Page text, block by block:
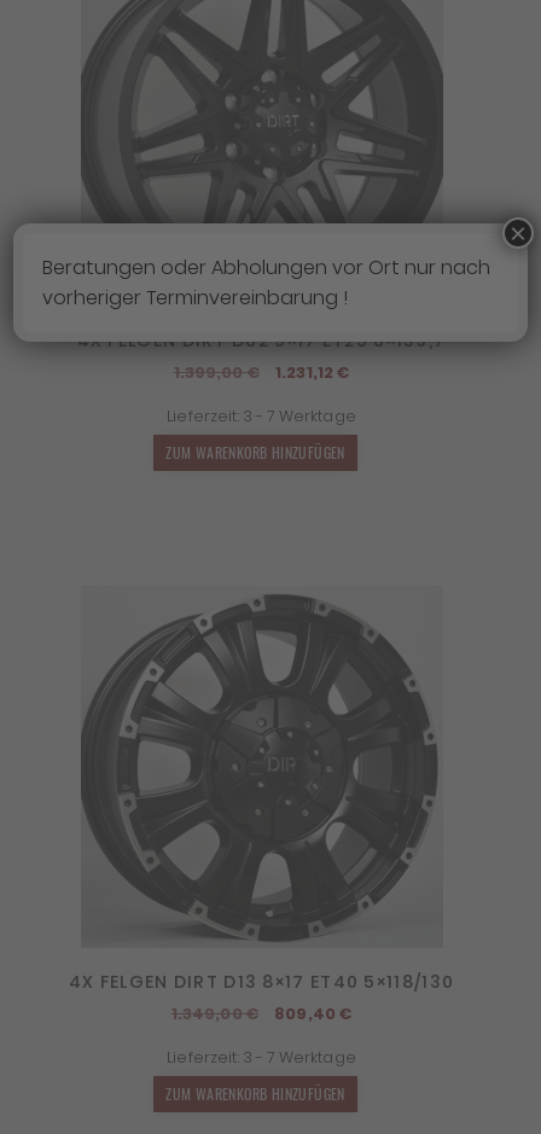
4X FELGEN DIRT D62 9×17 ET25 6×139,7
1.399,00€
Ursprünglicher
war:
1.399,00 €
1.231,12€Aktueller
ist:
Lieferzeit: 3 - 7 Werktage
ZUM WARENKORB HINZUFÜGEN
4X FELGEN DIRT D13 8×17 ET40 5×118/130
1.349,00€
Ursprünglicher
war:
1.349,00 €
809,40€Aktueller
ist:
Lieferzeit: 3 - 7 Werktage
ZUM WARENKORB HINZUFÜGEN
Beratungen oder Abholungen vor Ort nur nach
vorheriger Terminvereinbarung !
×